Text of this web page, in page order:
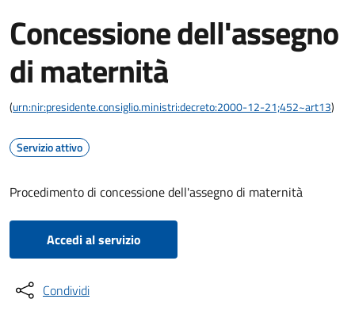
Concessione dell'assegno
di maternità
(urn:nir:presidente.consiglio.ministri:decreto:2000-12-21;452~art13)
Servizio attivo
Procedimento di concessione dell'assegno di maternità
Accedi al servizio
Condividi